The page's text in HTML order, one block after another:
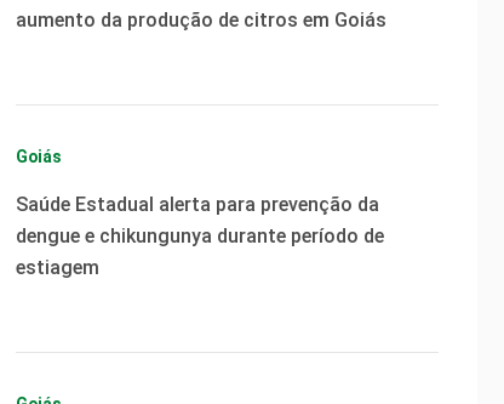
aumento da produção de citros em Goiás
Goiás
Saúde Estadual alerta para prevenção da
dengue e chikungunya durante período de
estiagem